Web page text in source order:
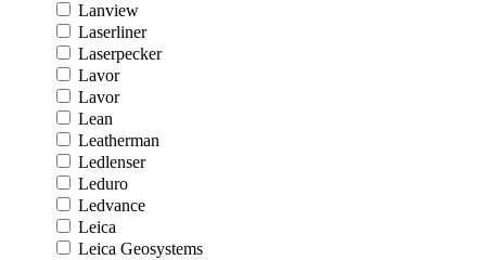
Lanview
Laserliner
Laserpecker
Lavor
Lavor
Lean
Leatherman
Ledlenser
Leduro
Ledvance
Leica
Leica Geosystems